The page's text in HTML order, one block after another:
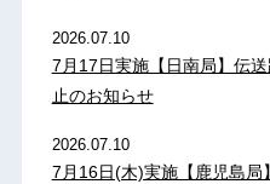
2026.07.10
7月17日実施【日南局】伝
止のお知らせ
2026.07.10
7月16日(木)実施【鹿児島局